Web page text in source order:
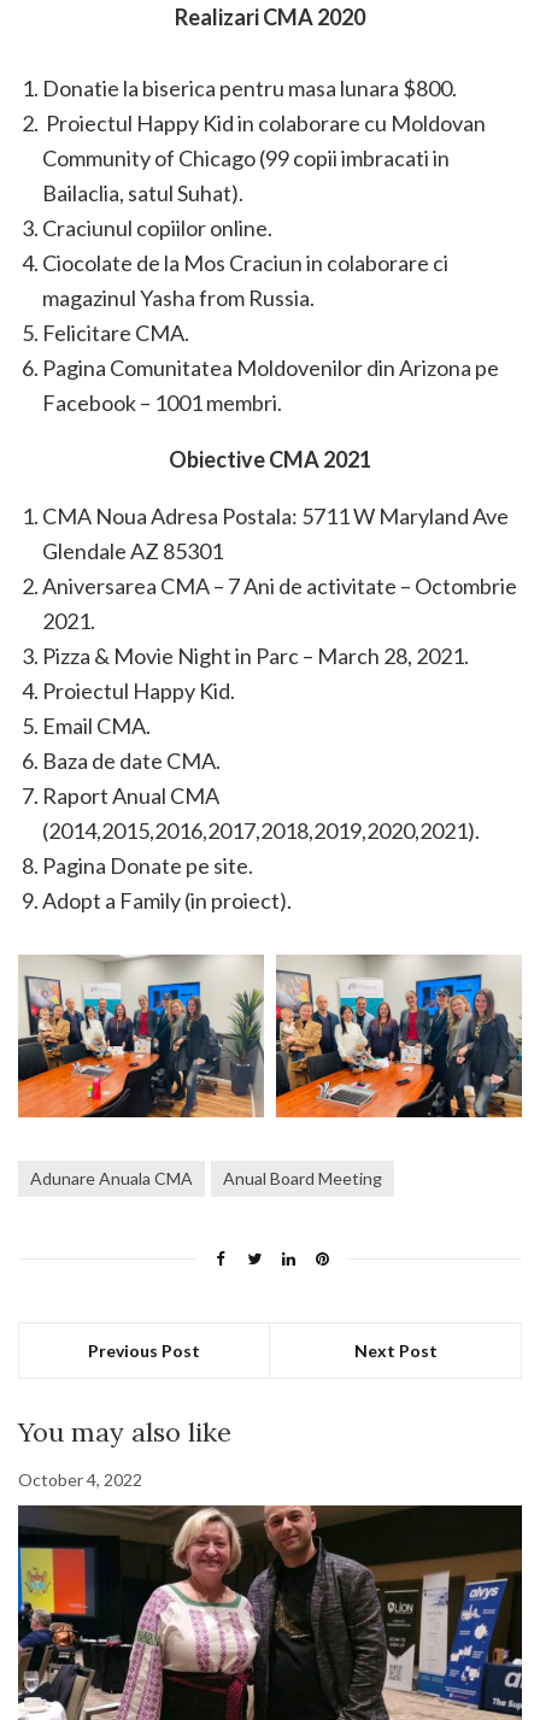
Realizari CMA 2020
Donatie la biserica pentru masa lunara $800.
Proiectul Happy Kid in colaborare cu Moldovan
Community of Chicago (99 copii imbracati in
Bailaclia, satul Suhat).
Craciunul copiilor online.
Ciocolate de la Mos Craciun in colaborare ci
magazinul Yasha from Russia.
Felicitare CMA.
Pagina Comunitatea Moldovenilor din Arizona pe
Facebook – 1001 membri.
Obiective CMA 2021
CMA Noua Adresa Postala: 5711 W Maryland Ave
Glendale AZ 85301
Aniversarea CMA – 7 Ani de activitate – Octombrie
2021.
Pizza & Movie Night in Parc – March 28, 2021.
Proiectul Happy Kid.
Email CMA.
Baza de date CMA.
Raport Anual CMA
(2014,2015,2016,2017,2018,2019,2020,2021).
Pagina Donate pe site.
Adopt a Family (in proiect).
Adunare Anuala CMA Anual Board Meeting
Previous Post Next Post
You may also like
October 4, 2022